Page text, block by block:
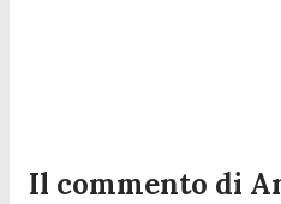
Il commento di